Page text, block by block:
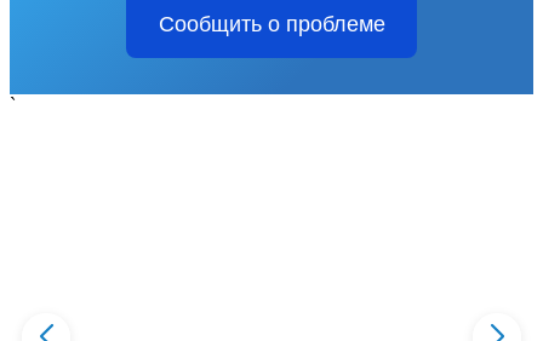
Сообщить о проблеме
`